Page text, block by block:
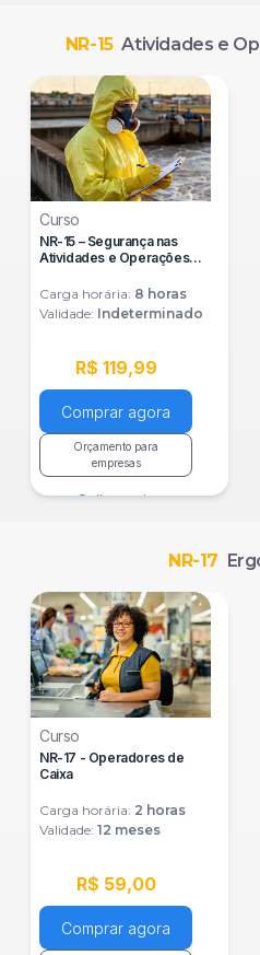
NR-15 Atividades e
Curso
NR-15 – Segurança nas
Atividades e Operações
Carga horária: 8 horas
Validade: Indeterminado
R$ 119,99
Comprar agora
Orçamento para
empresas
Saiba mais
NR-17
Curso
NR-17 - Operadores de
Caixa
Carga horária: 2 horas
Validade: 12 meses
R$ 59,00
Comprar agora